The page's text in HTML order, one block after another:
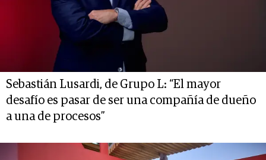
Sebastián Lusardi, de Grupo L: “El mayor
desafío es pasar de ser una compañía de dueño
a una de procesos”